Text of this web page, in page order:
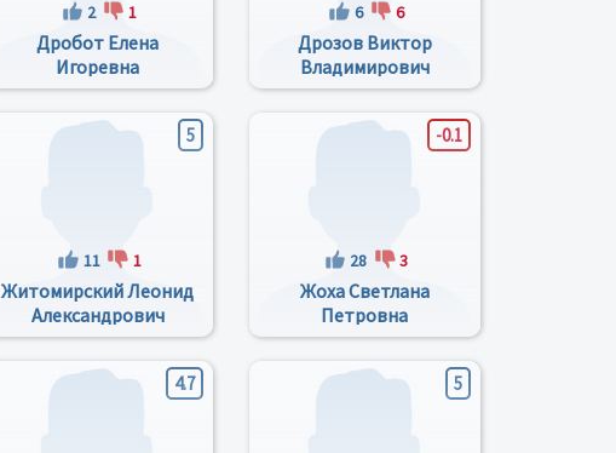
2 1
Дробот Елена
Игоревна
6 6
Дрозов Виктор
Владимирович
5
11 1
Житомирский Леонид
Александрович
-0.1
28 3
Жоха Светлана
Петровна
4.7 5